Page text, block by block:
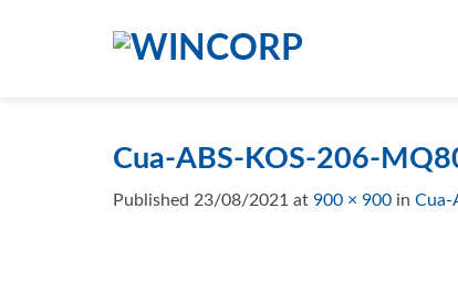
Cua-ABS-KOS-206-
Published 23/08/2021 at 900 × 900 in Cua-